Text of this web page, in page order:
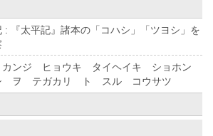
: 『太平記』諸本の「コハシ」「ツヨシ」を
ンジ ヒョウキ タイヘイキ ショホン
ヲ テガカリ ト スル コウサツ